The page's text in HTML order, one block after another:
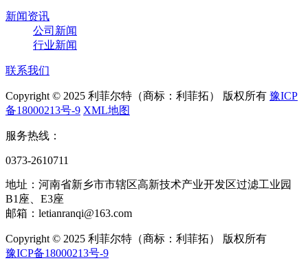
新闻资讯
公司新闻
行业新闻
联系我们
Copyright © 2025 利菲尔特（商标：利菲拓） 版权所有 豫ICP
备18000213号-9 XML地图
服务热线：
0373-2610711
地址：河南省新乡市市辖区高新技术产业开发区过滤工业园
B1座、E3座
邮箱：letianranqi@163.com
Copyright © 2025 利菲尔特（商标：利菲拓） 版权所有
豫ICP备18000213号-9